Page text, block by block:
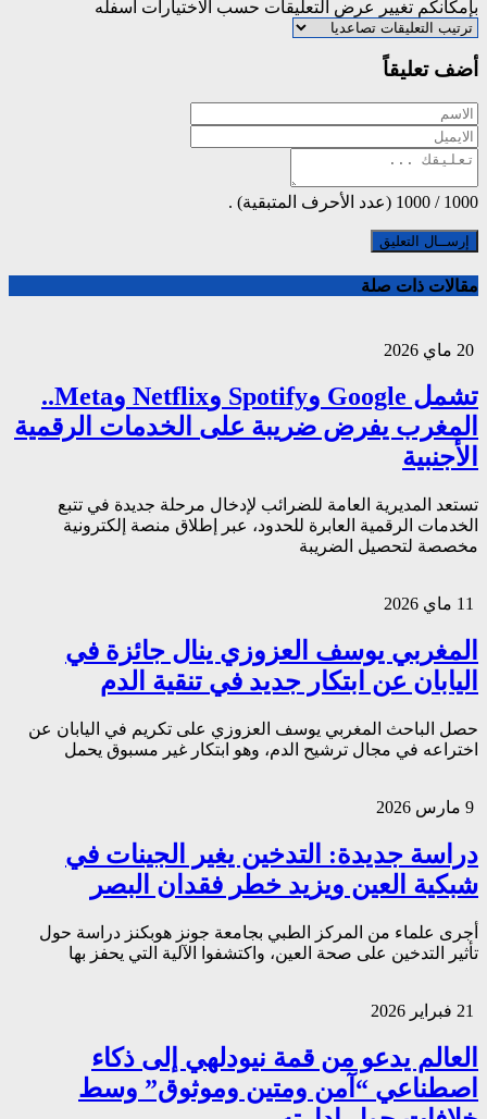
بإمكانكم تغيير عرض التعليقات حسب الاختيارات أسفله
أضف تعليقاً
1000
/
1000 (عدد الأحرف المتبقية) .
مقالات ذات صلة
تشمل Google وSpotify وNetflix وMeta..
المغرب يفرض ضريبة على الخدمات الرقمية
الأجنبية
تستعد المديرية العامة للضرائب لإدخال مرحلة جديدة في تتبع
الخدمات الرقمية العابرة للحدود، عبر إطلاق منصة إلكترونية
مخصصة لتحصيل الضريبة
المغربي يوسف العزوزي ينال جائزة في
اليابان عن ابتكار جديد في تنقية الدم
حصل الباحث المغربي يوسف العزوزي على تكريم في اليابان عن
اختراعه في مجال ترشيح الدم، وهو ابتكار غير مسبوق يحمل
دراسة جديدة: التدخين يغير الجينات في
شبكية العين ويزيد خطر فقدان البصر
أجرى علماء من المركز الطبي بجامعة جونز هوبكنز دراسة حول
تأثير التدخين على صحة العين، واكتشفوا الآلية التي يحفز بها
العالم يدعو من قمة نيودلهي إلى ذكاء
اصطناعي “آمن ومتين وموثوق” وسط